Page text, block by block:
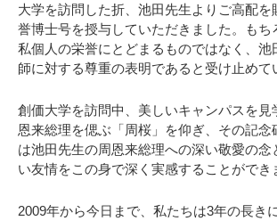
大学を訪問した折、池田先生よりご高配を
誉博士号を授与していただきました。もち
私個人の栄誉にとどまるものではなく、池
師に対する尊重の表明であると受け止めて
創価大学を訪問中、美しいキャンパスを見
恩来総理を偲ぶ「周桜」を仰ぎ、その記念
は池田先生の周恩来総理への深い敬愛の念
い友情をこの身で深く実感することができ
2009年から今日まで、私たちは3年の長き